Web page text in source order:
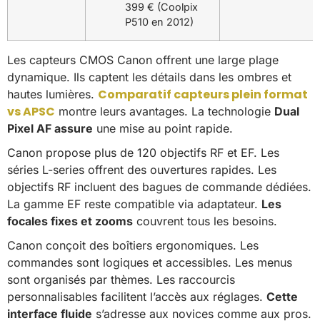
399 € (Coolpix
P510 en 2012)
Les capteurs CMOS Canon offrent une large plage
dynamique. Ils captent les détails dans les ombres et
hautes lumières. Comparatif capteurs plein format
vs APSC montre leurs avantages. La technologie Dual
Pixel AF assure une mise au point rapide.
Canon propose plus de 120 objectifs RF et EF. Les
séries L-series offrent des ouvertures rapides. Les
objectifs RF incluent des bagues de commande dédiées.
La gamme EF reste compatible via adaptateur. Les
focales fixes et zooms couvrent tous les besoins.
Canon conçoit des boîtiers ergonomiques. Les
commandes sont logiques et accessibles. Les menus
sont organisés par thèmes. Les raccourcis
personnalisables facilitent l’accès aux réglages. Cette
interface fluide s’adresse aux novices comme aux pros.